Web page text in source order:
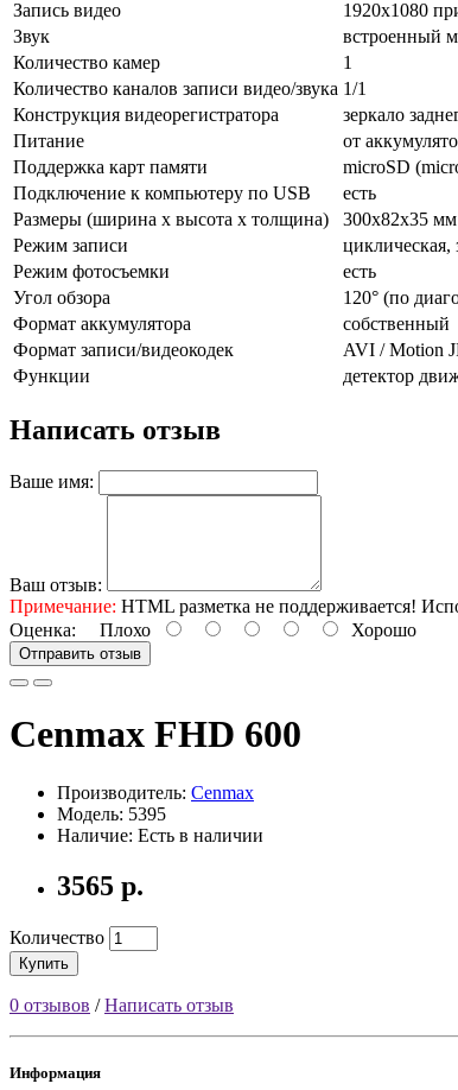
Запись видео
1920x1080
Звук
встроенный
Количество камер
1
Количество каналов записи видео/звука 1/1
Конструкция видеорегистратора
зеркало
Питание
от
Поддержка карт памяти
microSD
Подключение к компьютеру по USB
есть
Размеры (ширина x высота x толщина)
300x82x35 мм
Режим записи
циклическая,
Режим фотосъемки
есть
Угол обзора
120° (по
Формат аккумулятора
собственный
Формат записи/видеокодек
AVI / Motion
Функции
детектор
Написать отзыв
Ваше имя:
Ваш отзыв:
Примечание: HTML разметка не поддерживается!
Оценка: Плохо Хорошо
Отправить отзыв
Cenmax FHD 600
Производитель: Cenmax
Модель: 5395
Наличие: Есть в наличии
3565 р.
Количество
Купить
0 отзывов /Написать отзыв
Информация